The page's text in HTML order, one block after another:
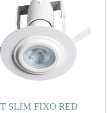
SLIM FIXO RED